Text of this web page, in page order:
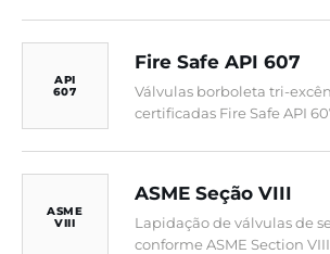
API
607
Fire Safe API 607
Válvulas borboleta tri-
certificadas Fire Safe API
ASME
VIII
ASME Seção VIII
Lapidação de válvulas de
conforme ASME Section VIII